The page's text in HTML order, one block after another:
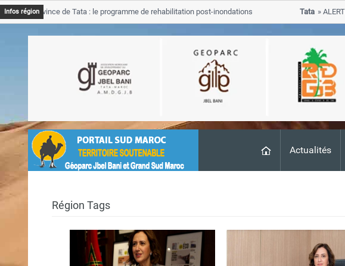
Actualités
Infos région
Province de Tata : le programme de rehabilitation post-inondations
Tata
ALERTE
progresse dans
Région Tags